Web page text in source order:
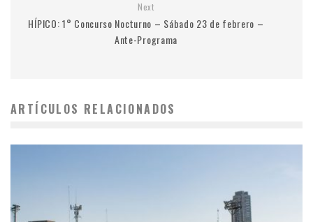
Next
HÍPICO: 1° Concurso Nocturno – Sábado 23 de febrero –
Ante-Programa
ARTÍCULOS RELACIONADOS